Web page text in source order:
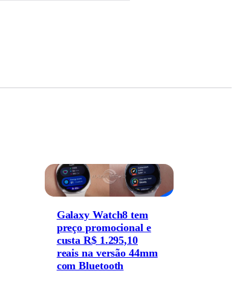
Galaxy Watch8 tem
preço promocional e
custa R$ 1.295,10
reais na versão 44mm
com Bluetooth